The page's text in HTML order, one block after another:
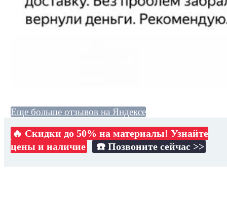
Еще больше отзывов на Яндексе
🔥 Скидки до 50% на материалы! Узнайте
цены и наличие
☎️ Позвоните сейчас >>